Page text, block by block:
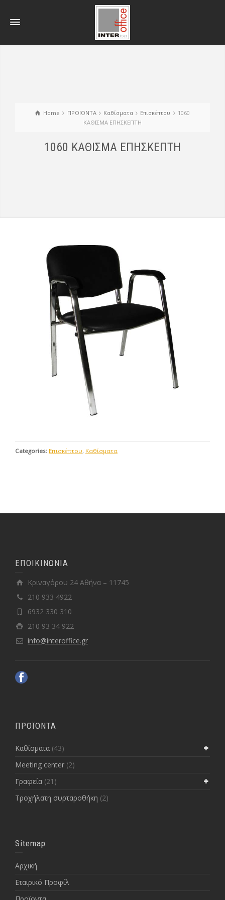
Home ΠΡΟΪΟΝΤΑ Kαθίσματα Eπισκέπτου
1060
ΚΑΘΙΣΜΑ ΕΠΗΣΚΕΠΤΗ
1060 ΚΑΘΙΣΜΑ ΕΠΗΣΚΕΠΤΗ
Categories: Eπισκέπτου, Kαθίσματα
ΕΠΟΙΚΙΝΩΝΙΑ
Κριναγόρου 24 Αθήνα – 11745
210 933 4922
6932 330 310
210 93 34 922
info@interoffice.gr
ΠΡΟΪΟΝΤΑ
Kαθίσματα (43)
Meeting center (2)
Γραφεία (21)
Τροχήλατη συρταροθήκη (2)
Sitemap
Αρχική
Εταιρικό Προφίλ